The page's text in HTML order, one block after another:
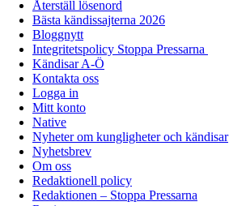
Återställ lösenord
Bästa kändissajterna 2026
Bloggnytt
Integritetspolicy Stoppa Pressarna
Kändisar A-Ö
Kontakta oss
Logga in
Mitt konto
Native
Nyheter om kungligheter och kändisar
Nyhetsbrev
Om oss
Redaktionell policy
Redaktionen – Stoppa Pressarna